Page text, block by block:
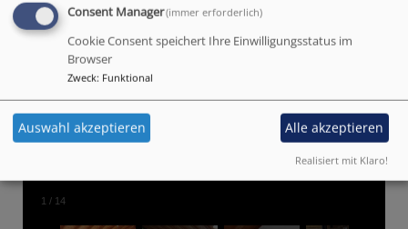
1 / 14
Consent Manager(immer erforderlich)
Cookie Consent speichert Ihre Einwilligungsstatus im
Browser
Zweck: Funktional
Auswahl akzeptieren Alle akzeptieren
Realisiert mit Klaro!